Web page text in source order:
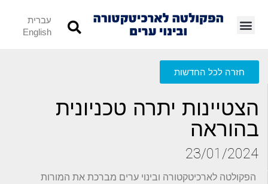
עברית
English
חזרה לכל החדשות
הצטיינות יתרה טכניונית
בהוראה
23/01/2024
הפקולטה לארכיטקטורה ובינוי ערים מברכת את המורות